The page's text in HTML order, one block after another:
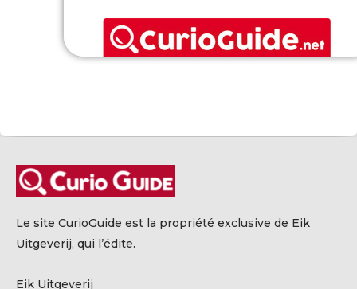
Le site CurioGuide est la propriété exclusive de Eik
Uitgeverij, qui l’édite.
Eik Uitgeverij